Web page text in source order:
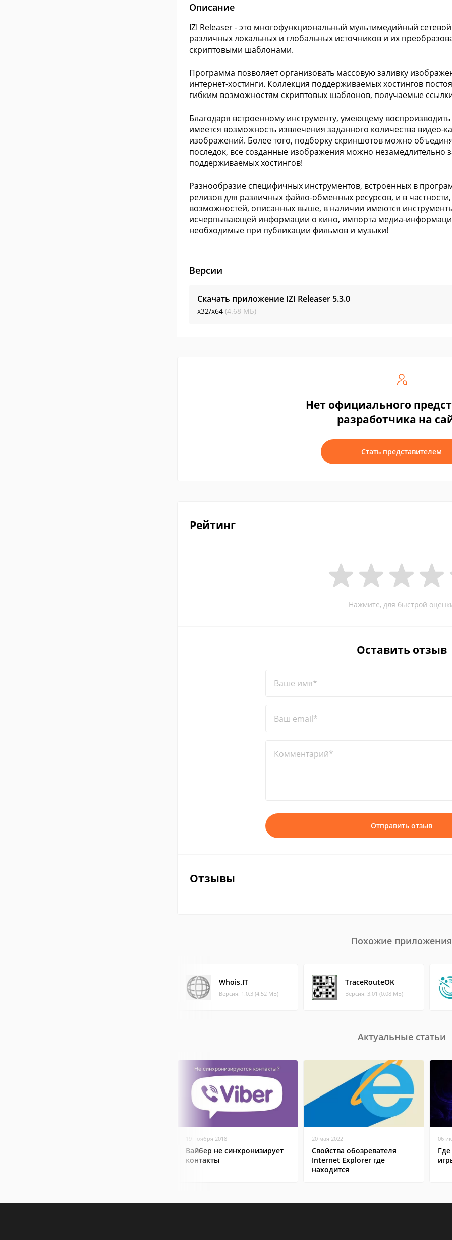
Описание
IZI Releaser - это многофункциональный мультимедийный
различных локальных и глобальных источников и их
скриптовыми шаблонами.
Программа позволяет организовать массовую заливку
интернет-хостинги. Коллекция поддерживаемых хостингов
гибким возможностям скриптовых шаблонов, получаемые
Благодаря встроенному инструменту, умеющему
имеется возможность извлечения заданного количества видео-
изображений. Более того, подборку скриншотов можно
последок, все созданные изображения можно незамедлительно
поддерживаемых хостингов!
Разнообразие специфичных инструментов, встроенных в
релизов для различных файло-обменных ресурсов, и в
возможностей, описанных выше, в наличии имеются
исчерпывающей информации о кино, импорта медиа-
необходимые при публикации фильмов и музыки!
Версии
Скачать приложение IZI Releaser 5.3.0
x32/x64 (4.68 МБ)
Нет официального
разработчика на
Стать представителем
Рейтинг
Нажмите, для быстрой
Оставить отзыв
Ваше имя*
Ваш email*
Комментарий*
Отправить отзыв
Отзывы
Похожие приложения
Whois.IT
Версия: 1.0.3 (4.52 МБ)
TraceRouteOK
Версия: 3.01 (0.08 МБ)
Актуальные статьи
19 ноября 2018
Вайбер не синхронизирует
контакты
20 мая 2022
Свойства обозревателя
Internet Explorer где
находится
06